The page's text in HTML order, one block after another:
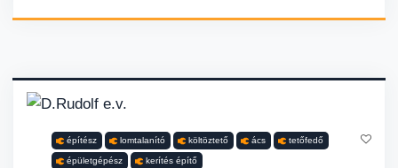
építész lomtalanító költöztető ács tetőfedő
épületgépész kerítés építő